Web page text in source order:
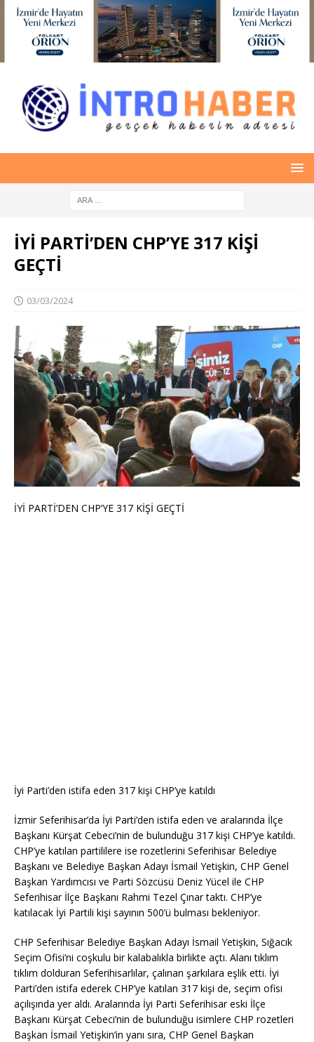
İYİ PARTİ’DEN CHP’YE 317 KİŞİ
GEÇTİ
03/03/2024
İYİ PARTİ’DEN CHP’YE 317 KİŞİ GEÇTİ
İyi Parti’den istifa eden 317 kişi CHP’ye katıldı
İzmir Seferihisar’da İyi Parti’den istifa eden ve aralarında İlçe
Başkanı Kürşat Cebeci’nin de bulunduğu 317 kişi CHP’ye katıldı.
CHP’ye katılan partililere ise rozetlerini Seferihisar Belediye
Başkanı ve Belediye Başkan Adayı İsmail Yetişkin, CHP Genel
Başkan Yardımcısı ve Parti Sözcüsü Deniz Yücel ile CHP
Seferihisar İlçe Başkanı Rahmi Tezel Çınar taktı. CHP’ye
katılacak İyi Partili kişi sayının 500’ü bulması bekleniyor.
CHP Seferihisar Belediye Başkan Adayı İsmail Yetişkin, Sığacık
Seçim Ofisi’ni coşkulu bir kalabalıkla birlikte açtı. Alanı tıklım
tıklım dolduran Seferihisarlılar, çalınan şarkılara eşlik etti. İyi
Parti’den istifa ederek CHP’ye katılan 317 kişi de, seçim ofisi
açılışında yer aldı. Aralarında İyi Parti Seferihisar eski İlçe
Başkanı Kürşat Cebeci’nin de bulunduğu isimlere CHP rozetleri
Başkan İsmail Yetişkin’in yanı sıra, CHP Genel Başkan